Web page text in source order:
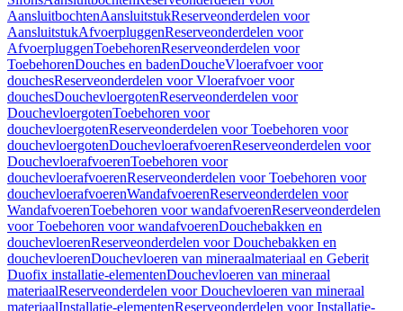
AansluitbochtenAansluitstukReserveonderdelen voor
AansluitstukAfvoerpluggenReserveonderdelen voor
AfvoerpluggenToebehorenReserveonderdelen voor
ToebehorenDouches en badenDoucheVloerafvoer voor
douchesReserveonderdelen voor Vloerafvoer voor
douchesDouchevloergotenReserveonderdelen voor
DouchevloergotenToebehoren voor
douchevloergotenReserveonderdelen voor Toebehoren voor
douchevloergotenDouchevloerafvoerenReserveonderdelen voor
DouchevloerafvoerenToebehoren voor
douchevloerafvoerenReserveonderdelen voor Toebehoren voor
douchevloerafvoerenWandafvoerenReserveonderdelen voor
WandafvoerenToebehoren voor wandafvoerenReserveonderdelen
voor Toebehoren voor wandafvoerenDouchebakken en
douchevloerenReserveonderdelen voor Douchebakken en
douchevloerenDouchevloeren van mineraalmateriaal en Geberit
Duofix installatie-elementenDouchevloeren van mineraal
materiaalReserveonderdelen voor Douchevloeren van mineraal
materiaalInstallatie-elementenReserveonderdelen voor Installatie-